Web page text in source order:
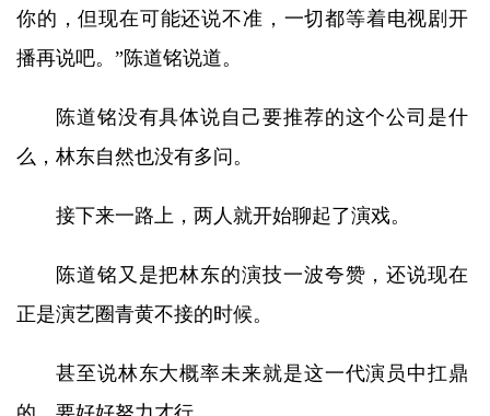
你的，但现在可能还说不准，一切都等着电视剧开
播再说吧。”陈道铭说道。
陈道铭没有具体说自己要推荐的这个公司是什
么，林东自然也没有多问。
接下来一路上，两人就开始聊起了演戏。
陈道铭又是把林东的演技一波夸赞，还说现在
正是演艺圈青黄不接的时候。
甚至说林东大概率未来就是这一代演员中扛鼎